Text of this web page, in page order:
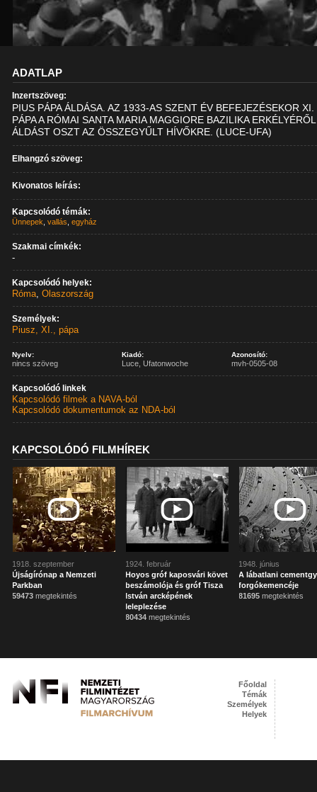
ADATLAP
Inzertszöveg:
PIUS PÁPA ÁLDÁSA. AZ 1933-AS SZENT ÉV BEFEJEZÉSEKOR XI.
PÁPA A RÓMAI SANTA MARIA MAGGIORE BAZILIKA ERKÉLYÉRŐL
ÁLDÁST OSZT AZ ÖSSZEGYŰLT HÍVŐKRE. (LUCE-UFA)
Elhangzó szöveg:
Kivonatos leírás:
Kapcsolódó témák:
Ünnepek ,vallás ,egyház
Szakmai címkék:
-
Kapcsolódó helyek:
Róma,Olaszország
Személyek:
Piusz, XI., pápa
Nyelv:
nincs szöveg
Kiadó:
Luce, Ufatonwoche
Azonosító:
mvh-0505-08
Kapcsolódó linkek
Kapcsolódó filmek a NAVA-ból
Kapcsolódó dokumentumok az NDA-ból
KAPCSOLÓDÓ FILMHÍREK
1918. szeptember
Újságírónap a Nemzeti
Parkban
59473 megtekintés
1924. február
Hoyos gróf kaposvári követ
beszámolója és gróf Tisza
István arcképének
leleplezése
80434 megtekintés
1948. június
A lábatlani
forgókemencéje
81695 megtekintés
Főoldal
Témák
Személyek
Helyek